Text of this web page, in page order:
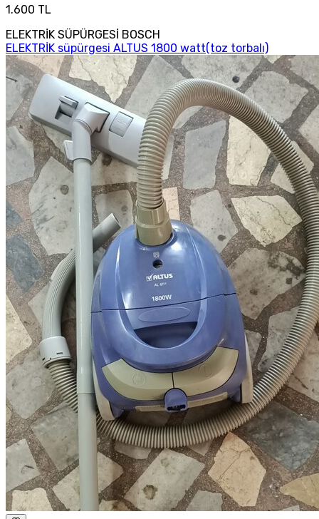
1.600 TL
ELEKTRİK SÜPÜRGESİ BOSCH
ELEKTRİK süpürgesi ALTUS 1800 watt(toz torbalı)